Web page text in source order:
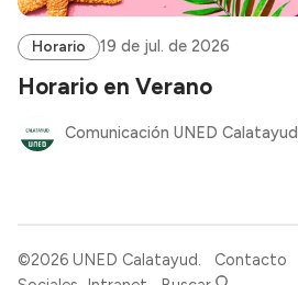
Horario 19 de jul. de 2026
Horario en Verano
Comunicación UNED Calatayud
©2026 UNED Calatayud. Contacto